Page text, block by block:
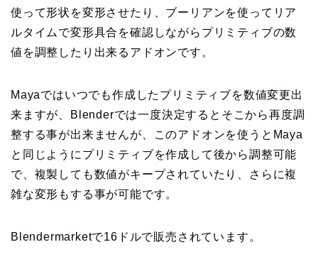
使って形状を変形させたり、ブーリアンを使ってリア
ルタイムで変形具合を確認しながらプリミティブの数
値を調整したり出来るアドオンです。
Mayaではいつでも作成したプリミティブを数値変更出
来ますが、Blenderでは一度決定するとそこから再度調
整する事が出来ませんが、このアドオンを使うとMaya
と同じようにプリミティブを作成して後から調整可能
で、複製しても数値がキープされていたり、さらに複
雑な変形もする事が可能です。
Blendermarketで16ドルで販売されています。